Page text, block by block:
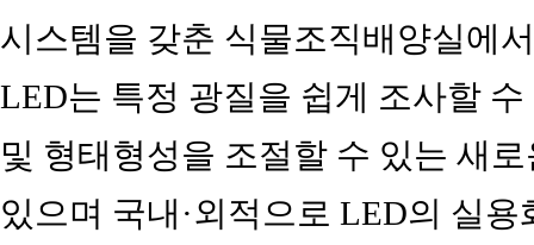
시스템을 갖춘 식물조직배양실에
LED는 특정 광질을 쉽게 조사할
및 형태형성을 조절할 수 있는 새
있으며 국내·외적으로 LED의 실